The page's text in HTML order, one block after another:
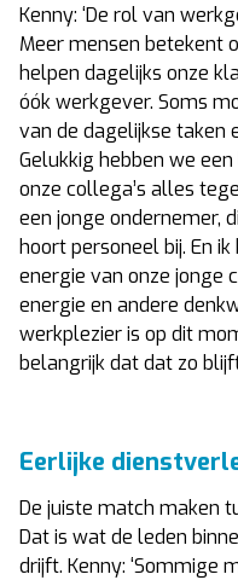
Kenny: ‘De rol van
Meer mensen betekent
helpen dagelijks onze
óók werkgever. Soms
van de dagelijkse taken
Gelukkig hebben we
onze collega’s alles
een jonge ondernemer,
hoort personeel bij. En
energie van onze jonge
energie en andere
werkplezier is op dit
belangrijk dat dat zo
Eerlijke
De juiste match maken
Dat is wat de leden
drijft. Kenny: ‘Sommige